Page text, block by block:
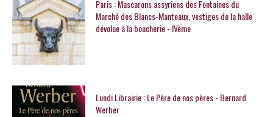
Paris : Mascarons assyriens des Fontaines du
Marché des Blancs-Manteaux, vestiges de la halle
dévolue à la boucherie - IVème
Lundi Librairie : Le Père de nos pères - Bernard
Werber